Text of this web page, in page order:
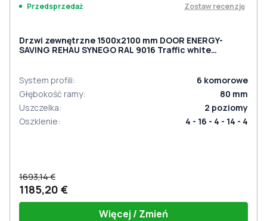
Przedsprzedaż Zostaw recenzję
Drzwi zewnętrzne 1500x2100 mm DOOR ENERGY-
SAVING REHAU SYNEGO RAL 9016 Traffic white
System profili: 6 komorowe
Głębokość ramy: 80 mm
Uszczelka: 2 poziomy
Oszklenie: 4 - 16 - 4 - 14 - 4
1693,14 €
1185,20 €
Więcej / Zmień